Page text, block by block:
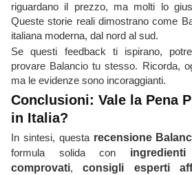
riguardano il prezzo, ma molti lo
Queste storie reali dimostrano come
italiana moderna, dal nord al sud.
Se questi feedback ti ispirano,
provare Balancio tu stesso. Ricorda,
ma le evidenze sono incoraggianti.
Conclusioni: Vale la Pena
in Italia?
In sintesi, questa recensione
formula solida con
comprovati,consigli esperti